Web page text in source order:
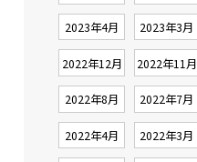
2023年4月 2023年3月
2022年12月 2022年11月
2022年8月 2022年7月
2022年4月 2022年3月